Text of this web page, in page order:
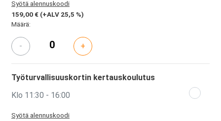
Syötä alennuskoodi
159,00 € (+ALV 25,5 %)
Määrä:
- +
Työturvallisuuskortin kertauskoulutus
Klo 11:30 - 16:00
Syötä alennuskoodi